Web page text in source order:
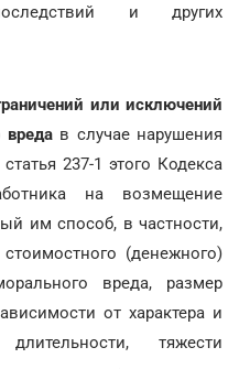
и других
или исключений
вредав случае нарушения
237-1 этого Кодекса
на возмещение
им способ, в частности,
(денежного)
вреда, размер
от характера и
тяжести